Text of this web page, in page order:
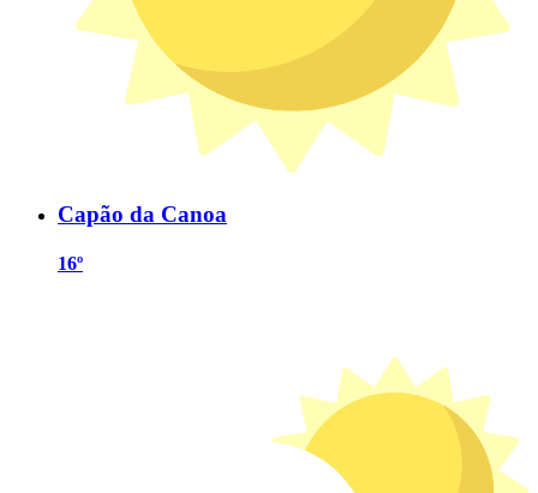
Capão da Canoa
16º